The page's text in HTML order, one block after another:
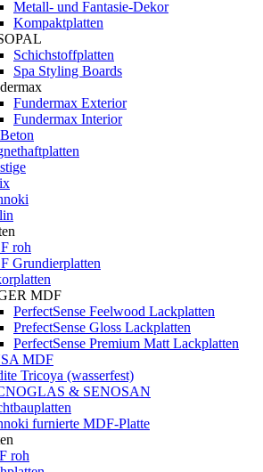
Metall- und Fantasie-Dekor
Kompaktplatten
Schichstoffplatten
Spa Styling Boards
Fundermax Exterior
Fundermax Interior
roh
Grundierplatten
MDF
PerfectSense Feelwood Lackplatten
PrefectSense Gloss Lackplatten
PerfectSense Premium Matt Lackplatten
MDF
Tricoya (wasserfest)
& SENOSAN
furnierte MDF-Platte
roh